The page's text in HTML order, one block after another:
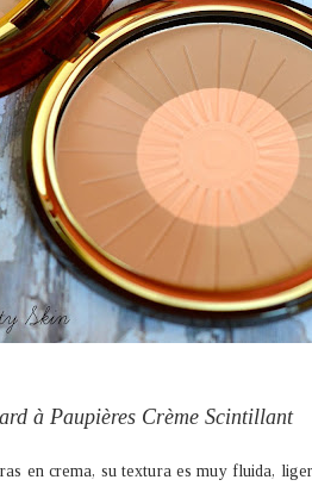
à Paupières Crème Scintillant
en crema, su textura es muy fluida,